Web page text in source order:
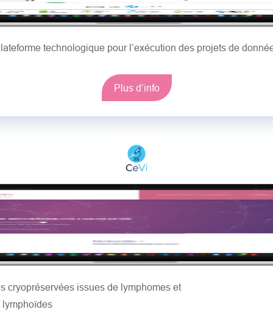
technologique pour l’exécution des projets de
Plus d’info
cryopréservées issues de lymphomes et
lymphoïdes